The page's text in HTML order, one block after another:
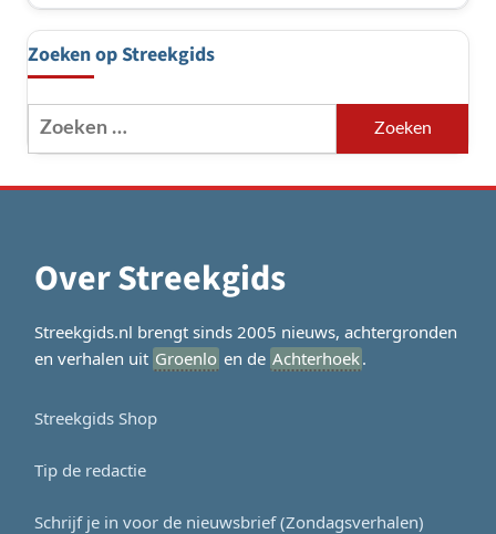
Zoeken op Streekgids
Zoeken
naar:
Over Streekgids
Streekgids.nl brengt sinds 2005 nieuws, achtergronden
en verhalen uit Groenlo en de Achterhoek.
Streekgids Shop
Tip de redactie
Schrijf je in voor de nieuwsbrief (Zondagsverhalen)